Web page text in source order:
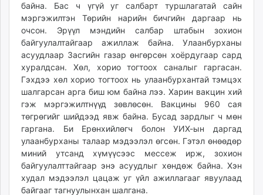
байна. Бас ч үгүй уг салбарт туршлагатай сайн
мэргэжилтэн Төрийн нарийн бичгийн даргаар нь
очсон. Эрүүл мэндийн салбар штабын зохион
байгуулалтайгаар ажиллаж байна. Улаанбурханы
асуудлаар Засгийн газар өнгөрсөн хоёрдугаар сард
хуралдсан. Хөл, хорио тогтоох саналыг гаргасан.
Гэхдээ хөл хорио тогтоох нь улаанбурхантай тэмцэх
шалгарсан арга биш юм байна лээ. Харин вакцин хий
гэж мэргэжилтнүүд зөвлөсөн. Вакцины 960 сая
төгрөгийг шийдээд явж байна. Бусад зардлыг ч мөн
гаргана. Би Ерөнхийлөгч болон УИХ-ын даргад
улаанбурханы талаар мэдээлэл өгсөн. Гэтэл өнөөдөр
миний утсанд хүмүүсээс мессеж ирж, зохион
байгуулалттайгаар энэ асуудлыг хөндөж байна. Хэн
худал мэдээлэл цацаж уг үйл ажиллагааг явуулаад
байгааг тагнуулынхан шалгана.